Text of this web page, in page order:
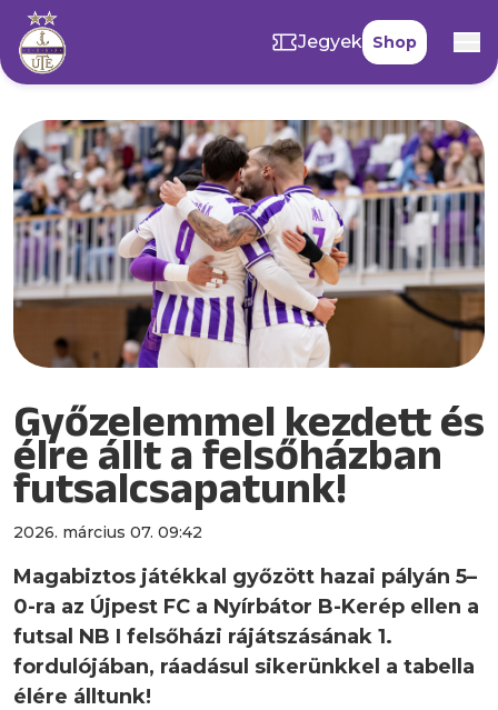
Jegyek Shop
Győzelemmel kezdett és
élre állt a felsőházban
futsalcsapatunk!
2026. március 07. 09:42
Magabiztos játékkal győzött hazai pályán 5–
0-ra az Újpest FC a Nyírbátor B-Kerép ellen a
futsal NB I felsőházi rájátszásának 1.
fordulójában, ráadásul sikerünkkel a tabella
élére álltunk!